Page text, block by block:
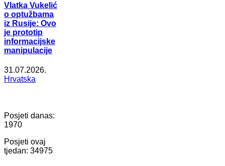
Vlatka Vukelić
o optužbama
iz Rusije: Ovo
je prototip
informacijske
manipulacije
31.07.2026.
Hrvatska
Posjeti danas:
1970
Posjeti ovaj
tjedan: 34975